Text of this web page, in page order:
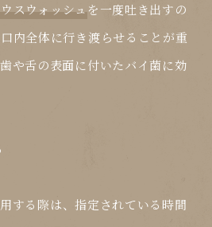
スウォッシュ を一度吐き出すの
内全体に行き渡らせることが重
や舌の表面に付いたバイ菌に効
する際は、指定されている時間